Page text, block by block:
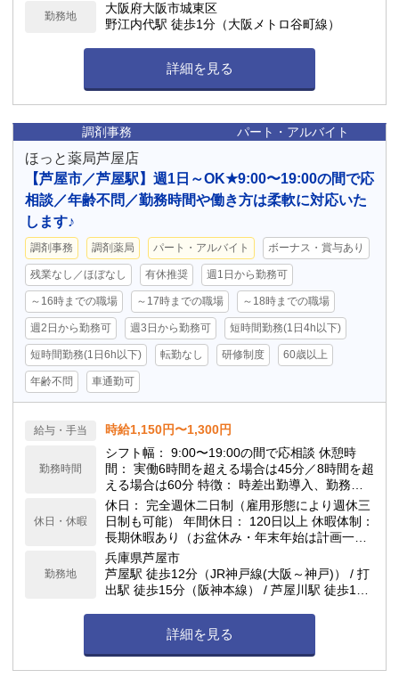
勤務地
大阪府大阪市城東区
野江内代駅 徒歩1分（大阪メトロ谷町線）
詳細を見る
調剤事務 パート・アルバイト
ほっと薬局芦屋店
【芦屋市／芦屋駅】週1日～OK★9:00〜19:00の間で応
相談／年齢不問／勤務時間や働き方は柔軟に対応いた
します♪
調剤事務 調剤薬局 パート・アルバイト ボーナス・賞与あり
残業なし／ほぼなし 有休推奨 週1日から勤務可
～16時までの職場 ～17時までの職場 ～18時までの職場
週2日から勤務可 週3日から勤務可 短時間勤務(1日4h以下)
短時間勤務(1日6h以下) 転勤なし 研修制度 60歳以上
年齢不問 車通勤可
給与・手当 時給1,150円〜1,300円
勤務時間
シフト幅： 9:00〜19:00の間で応相談 休憩時
間： 実働6時間を超える場合は45分／8時間を超
える場合は60分 特徴： 時差出勤導入、勤務時
間や働き方は柔軟に対応
休日・休暇
休日： 完全週休二日制（雇用形態により週休三
日制も可能） 年間休日： 120日以上 休暇体制：
長期休暇あり（お盆休み・年末年始は計画一斉
有給導入） 有休消化率： ほぼ100% シフト調
整： 週1日〜OK／週2日〜OK／家庭都合休OK
／月1回のシフト提出
勤務地
兵庫県芦屋市
芦屋駅 徒歩12分（JR神戸線(大阪～神戸)） / 打
出駅 徒歩15分（阪神本線） / 芦屋川駅 徒歩15
詳細を見る